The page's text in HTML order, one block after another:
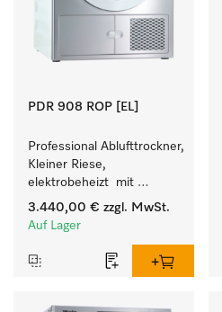
PDR 908 ROP [EL]
Professional Ablufttrockner,
Kleiner Riese,
elektrobeheizt  mit
besonders kurzen
Programmlaufzeiten.
3.440,00 € zzgl. MwSt.
Auf Lager